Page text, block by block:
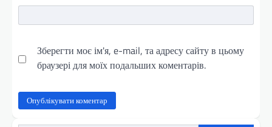
Зберегти моє ім'я, e-mail, та адресу сайту в цьому
браузері для моїх подальших коментарів.